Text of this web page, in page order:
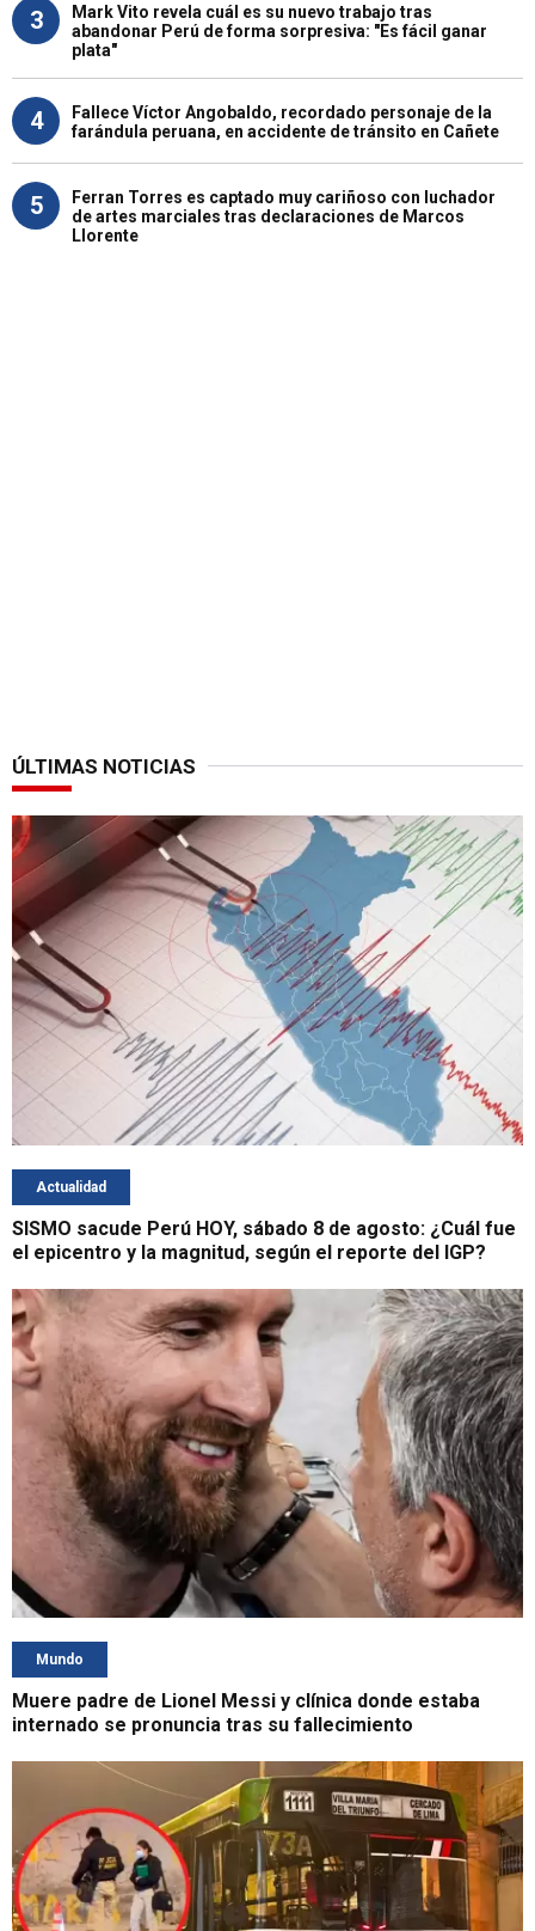
3
Mark Vito revela cuál es su nuevo trabajo tras
abandonar Perú de forma sorpresiva: "Es fácil ganar
plata"
4
Fallece Víctor Angobaldo, recordado personaje de la
farándula peruana, en accidente de tránsito en Cañete
5
Ferran Torres es captado muy cariñoso con luchador
de artes marciales tras declaraciones de Marcos
Llorente
ÚLTIMAS NOTICIAS
Actualidad
SISMO sacude Perú HOY, sábado 8 de agosto: ¿Cuál fue
el epicentro y la magnitud, según el reporte del IGP?
Mundo
Muere padre de Lionel Messi y clínica donde estaba
internado se pronuncia tras su fallecimiento